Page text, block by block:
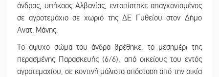
άνδρας, υπήκοος Αλβανίας, εντοπίστηκε απαγχονισμένος
σε αγροτεμάχιο σε χωριό της ΔΕ Γυθείου στον Δήμο
Ανατ. Μάνης.
Το άψυχο σώμα του άνδρα βρέθηκε, το μεσημέρι της
περασμένης Παρασκευής (6/6), από οικείους του εντός
αγροτεμαχίου, σε κοντινή μάλιστα απόσταση από την οικία